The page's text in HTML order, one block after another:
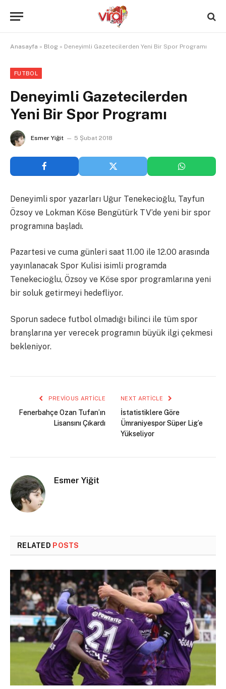
Anasayfa » Blog » Deneyimli Gazetecilerden Yeni Bir Spor Programı
FUTBOL
Deneyimli Gazetecilerden
Yeni Bir Spor Programı
Esmer Yiğit 5 Şubat 2018
Deneyimli spor yazarları Uğur Tenekecioğlu, Tayfun
Özsoy ve Lokman Köse Bengütürk TV’de yeni bir spor
programına başladı.
Pazartesi ve cuma günleri saat 11.00 ile 12.00 arasında
yayınlanacak Spor Kulisi isimli programda
Tenekecioğlu, Özsoy ve Köse spor programlarına yeni
bir soluk getirmeyi hedefliyor.
Sporun sadece futbol olmadığı bilinci ile tüm spor
branşlarına yer verecek programın büyük ilgi çekmesi
bekleniyor.
PREVIOUS ARTICLE
Fenerbahçe Ozan Tufan’ın
Lisansını Çıkardı
NEXT ARTICLE
İstatistiklere Göre
Ümraniyespor Süper Lig’e
Yükseliyor
Esmer Yiğit
RELATED POSTS